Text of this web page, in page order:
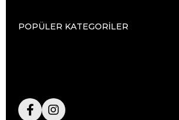
POPÜLER KATEGORİLER